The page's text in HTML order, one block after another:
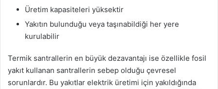
Üretim kapasiteleri yüksektir
Yakıtın bulunduğu veya taşınabildiği her yere
kurulabilir
Termik santrallerin en büyük dezavantajı ise özellikle fosil
yakıt kullanan santrallerin sebep olduğu çevresel
sorunlardır. Bu yakıtlar elektrik üretimi için yakıldığında